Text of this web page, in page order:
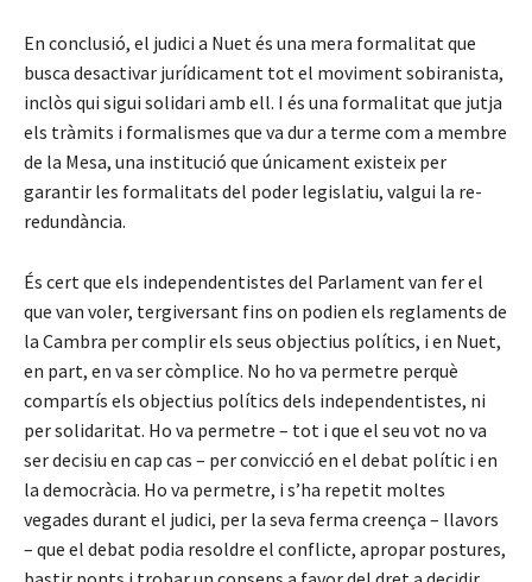
En conclusió, el judici a Nuet és una mera formalitat que
busca desactivar jurídicament tot el moviment sobiranista,
inclòs qui sigui solidari amb ell. I és una formalitat que jutja
els tràmits i formalismes que va dur a terme com a membre
de la Mesa, una institució que únicament existeix per
garantir les formalitats del poder legislatiu, valgui la re-
redundància.
És cert que els independentistes del Parlament van fer el
que van voler, tergiversant fins on podien els reglaments de
la Cambra per complir els seus objectius polítics, i en Nuet,
en part, en va ser còmplice. No ho va permetre perquè
compartís els objectius polítics dels independentistes, ni
per solidaritat. Ho va permetre – tot i que el seu vot no va
ser decisiu en cap cas – per convicció en el debat polític i en
la democràcia. Ho va permetre, i s’ha repetit moltes
vegades durant el judici, per la seva ferma creença – llavors
– que el debat podia resoldre el conflicte, apropar postures,